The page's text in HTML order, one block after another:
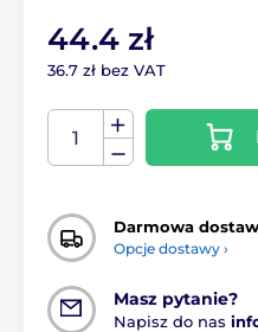
44.4 zł
36.7 zł bez VAT
Darmowa
Opcje dostawy ›
Masz pytanie?
Napisz do nas